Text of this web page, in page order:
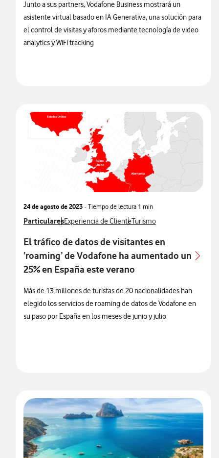
Junto a sus partners, Vodafone Business mostrará un
asistente virtual basado en IA Generativa, una solución para
el control de visitas y aforos mediante tecnología de video
analytics y WiFi tracking
24 de agosto de 2023 - Tiempo de lectura 1 min
Ver más notas de prensa relacionados con
ParticularesVer más notas de prensa relacionados con
Experiencia de ClienteVer más notas de prensa
Turismo
El tráfico de datos de visitantes en
‘roaming’ de Vodafone ha aumentado un
25% en España este verano
Más de 13 millones de turistas de 20 nacionalidades han
elegido los servicios de roaming de datos de Vodafone en
su paso por España en los meses de junio y julio